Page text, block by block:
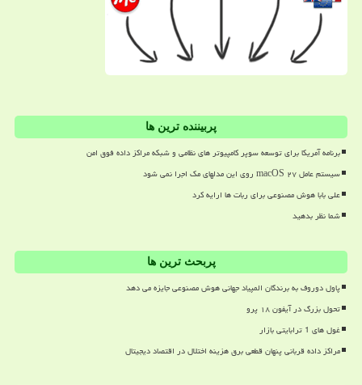
پربیننده ترین ها
برنامه آمریکا برای توسعه سوپر کامپیوتر های نظامی و شبکه مراکز داده فوق امن
سیستم عامل macOS ۲۷ روی این مدلهای مک اجرا نمی شود
علی بابا هوش مصنوعی برای ربات ها ارایه کرد
شما نظر بدهید
پربحث ترین ها
پاول دوروف به برندگان المپیاد جهانی هوش مصنوعی جایزه می دهد
تحول بزرگ در آیفون ۱۸ پرو
غول های 1 ترابایتی بازار
مراکز داده قربانی پنهان قطعی برق هزینه اختلال در اقتصاد دیجیتال